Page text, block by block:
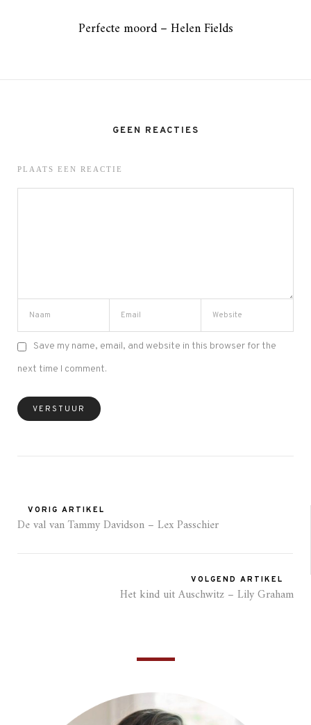
Perfecte moord – Helen Fields
GEEN REACTIES
PLAATS EEN REACTIE
Save my name, email, and website in this browser for the
next time I comment.
VORIG ARTIKEL
De val van Tammy Davidson – Lex Passchier
VOLGEND ARTIKEL
Het kind uit Auschwitz – Lily Graham